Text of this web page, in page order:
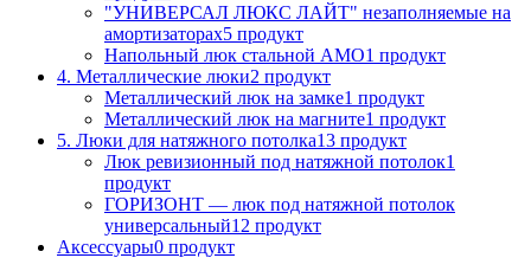
"УНИВЕРСАЛ ЛЮКС ЛАЙТ" незаполняемые на
амортизаторах5 продукт
Напольный люк стальной АМО1 продукт
4. Металлические люки2 продукт
Металлический люк на замке1 продукт
Металлический люк на магните1 продукт
5. Люки для натяжного потолка13 продукт
Люк ревизионный под натяжной потолок1
продукт
ГОРИЗОНТ — люк под натяжной потолок
универсальный12 продукт
Аксессуары0 продукт